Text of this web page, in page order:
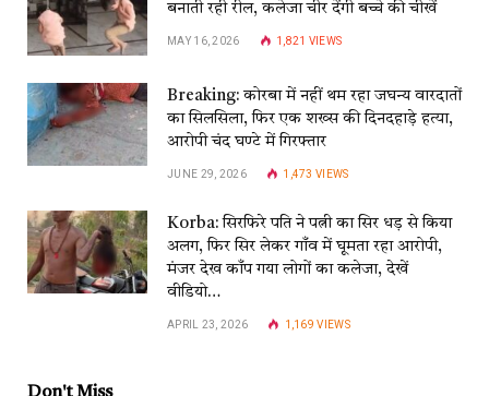
बनाती रही रील, कलेजा चीर देंगी बच्चे की चीखें
MAY 16, 2026 1,821 VIEWS
Breaking: कोरबा में नहीं थम रहा जघन्य वारदातों
का सिलसिला, फिर एक शख्स की दिनदहाड़े हत्या,
आरोपी चंद घण्टे में गिरफ्तार
JUNE 29, 2026 1,473VIEWS
Korba: सिरफिरे पति ने पत्नी का सिर धड़ से किया
अलग, फिर सिर लेकर गाँव में घूमता रहा आरोपी,
मंजर देख काँप गया लोगों का कलेजा, देखें
वीडियो…
APRIL 23, 2026 1,169VIEWS